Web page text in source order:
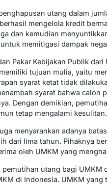
utang dalam
mengelola kredit
dan kemudian
memitigasi dampak
Pakar Kebijakan Publik
tujuan mulia, yaitu
syarat ketat tidak
syarat bahwa calon
Dengan demikian,
tetap mengalami kesulitan.
menyarankan adanya
dari lima tahun. Pihaknya
oleh UMKM yang
pemutihan utang bagi
di Indonesia. UMKM